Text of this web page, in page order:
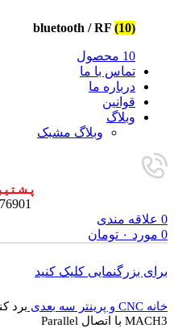
bluetooth / RF (10)
10 محصول
تماس با ما
درباره ما
قوانین
وبلاگ
وبلاگ مشبک
0 علاقه مندی
0 مورد ۰ تومان
برای بزرگنمایی کلیک کنید
خانه CNC و پرینتر سه بعدی
MACH3 با اتصال Parallel